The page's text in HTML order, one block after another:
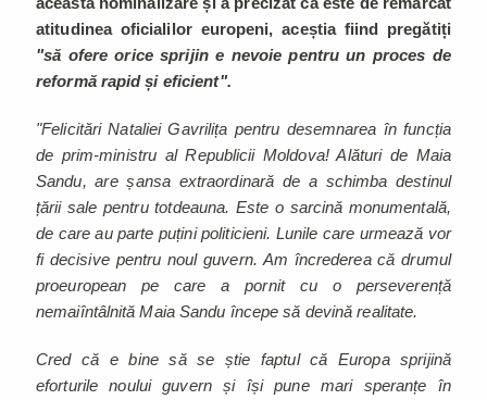
atitudinea oficialilor europeni, aceștia fiind pregătiți
"să ofere orice sprijin e nevoie pentru un proces de
reformă rapid și eficient".
"Felicitări Nataliei Gavrilița pentru desemnarea în funcția
de prim-ministru al Republicii Moldova! Alături de Maia
Sandu, are șansa extraordinară de a schimba destinul
țării sale pentru totdeauna. Este o sarcină monumentală,
de care au parte puțini politicieni. Lunile care urmează vor
fi decisive pentru noul guvern. Am încrederea că drumul
proeuropean pe care a pornit cu o perseverență
nemaiîntâlnită Maia Sandu începe să devină realitate.
Cred că e bine să se știe faptul că Europa sprijină
eforturile noului guvern și își pune mari speranțe în